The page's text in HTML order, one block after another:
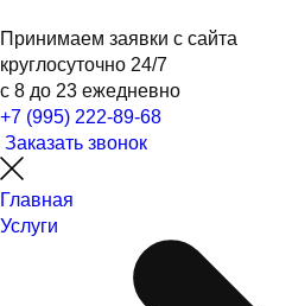
Принимаем заявки с сайта
круглосуточно 24/7
с 8 до 23 ежедневно
+7 (995) 222-89-68
Заказать звонок
Главная
Услуги